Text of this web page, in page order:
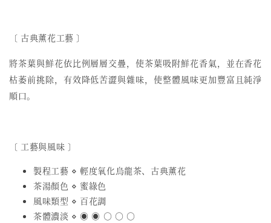
〔 古典薰花工藝〕
將茶葉與鮮花依比例層層交疊，使茶葉吸附鮮花香氣，並在香花
枯萎前挑除，有效降低苦澀與雜味，使整體風味更加豐富且純淨
順口。
〔 工藝與風味 〕
製程工藝 ⋄ 輕度氧化烏龍茶、古典薰花
茶湯顏色 ⋄ 蜜綠色
風味類型 ⋄ 百花調
茶體濃淡 ⋄ ◉ ◉ ○ ○ ○